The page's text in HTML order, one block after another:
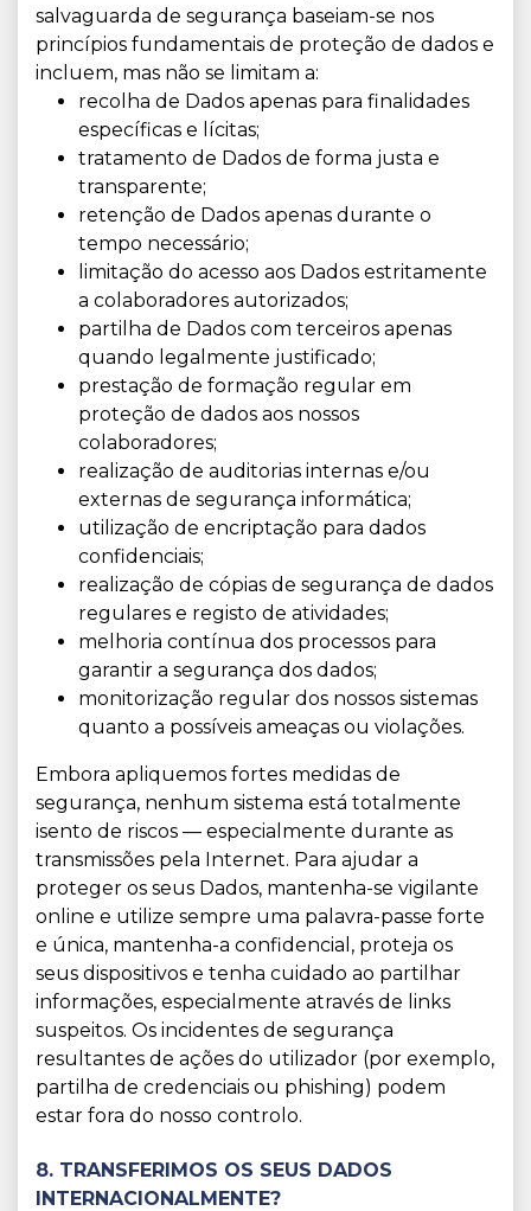
salvaguarda de segurança baseiam-se nos
princípios fundamentais de proteção de dados e
incluem, mas não se limitam a:
recolha de Dados apenas para finalidades
específicas e lícitas;
tratamento de Dados de forma justa e
transparente;
retenção de Dados apenas durante o
tempo necessário;
limitação do acesso aos Dados estritamente
a colaboradores autorizados;
partilha de Dados com terceiros apenas
quando legalmente justificado;
prestação de formação regular em
proteção de dados aos nossos
colaboradores;
realização de auditorias internas e/ou
externas de segurança informática;
utilização de encriptação para dados
confidenciais;
realização de cópias de segurança de dados
regulares e registo de atividades;
melhoria contínua dos processos para
garantir a segurança dos dados;
monitorização regular dos nossos sistemas
quanto a possíveis ameaças ou violações.
Embora apliquemos fortes medidas de
segurança, nenhum sistema está totalmente
isento de riscos — especialmente durante as
transmissões pela Internet. Para ajudar a
proteger os seus Dados, mantenha-se vigilante
online e utilize sempre uma palavra-passe forte
e única, mantenha-a confidencial, proteja os
seus dispositivos e tenha cuidado ao partilhar
informações, especialmente através de links
suspeitos. Os incidentes de segurança
resultantes de ações do utilizador (por exemplo,
partilha de credenciais ou phishing) podem
estar fora do nosso controlo.
8. TRANSFERIMOS OS SEUS DADOS
INTERNACIONALMENTE?